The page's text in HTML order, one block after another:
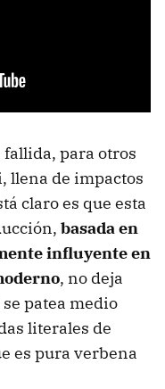
para otros
llena de impactos
claro es que esta
basada en
influyente en
, no deja
patea medio
literales de
es pura verbena